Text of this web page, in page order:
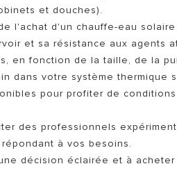
et douches).
l'achat d'un chauffe-eau
et sa résistance aux agents
en fonction de la taille, de la
dans votre système thermique
pour profiter de
des professionnels
à vos besoins.
décision éclairée et à